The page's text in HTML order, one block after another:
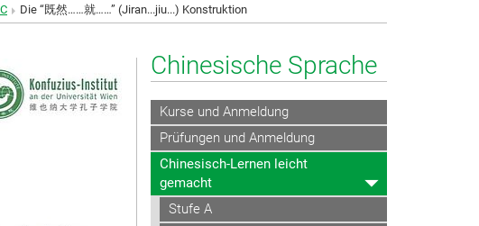
Die “既然……就……” (Jiran...jiu...) Konstruktion
Chinesische Sprache
Kurse und Anmeldung
Prüfungen und Anmeldung
Chinesisch-Lernen leicht
gemacht
Stufe A